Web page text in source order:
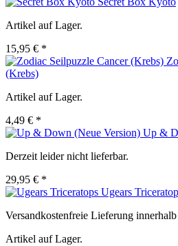
Artikel auf Lager.
15,95 € *
(Krebs)
Artikel auf Lager.
4,49 € *
Up &
Derzeit leider nicht lieferbar.
29,95 € *
Ugears
Versandkostenfreie Lieferung
Artikel auf Lager.